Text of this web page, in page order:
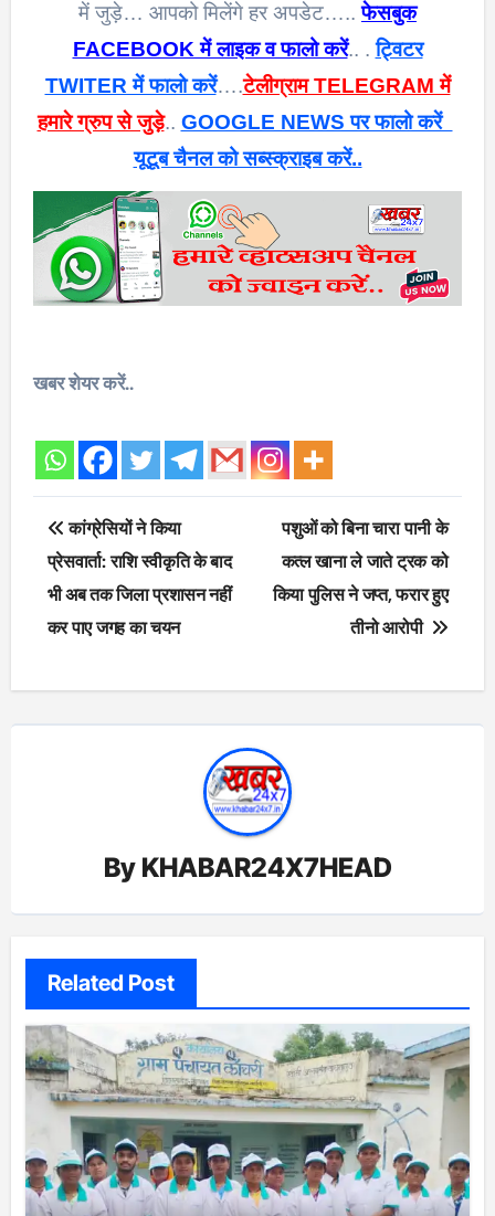
में जुड़े… आपको मिलेंगे हर अपडेट…..फेसबुक
FACEBOOK में लाइक व फालो करें.. .ट्विटर
TWITER में फालो करें….टेलीग्राम TELEGRAM में
हमारे ग्रुप से जुड़े.. GOOGLE NEWS पर फालो करें
यूटूब चैनल को सब्स्क्राइब करें..
खबर शेयर करें..
Post
navigation
कांग्रेसियों ने किया
प्रेसवार्ता: राशि स्वीकृति के बाद
भी अब तक जिला प्रशासन नहीं
कर पाए जगह का चयन
पशुओं को बिना चारा पानी के
कत्ल खाना ले जाते ट्रक को
किया पुलिस ने जप्त, फरार हुए
तीनो आरोपी
By KHABAR24X7HEAD
Related Post